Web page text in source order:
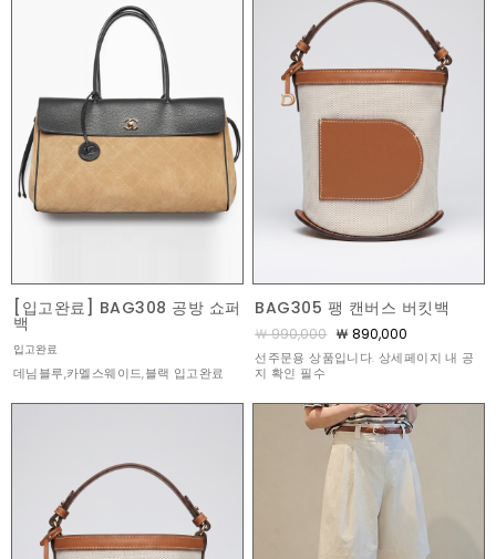
[입고완료] BAG308 공방 쇼퍼
백
입고완료
데님블루,카멜스웨이드,블랙 입고완료
BAG305 팽 캔버스 버킷백
￦ 990,000 ￦ 890,000
선주문용 상품입니다. 상세페이지 내 공
지 확인 필수